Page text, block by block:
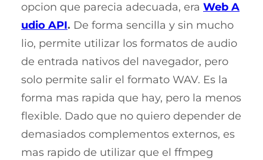
opcion que parecia adecuada, era Web A
udio API. De forma sencilla y sin mucho
lio, permite utilizar los formatos de audio
de entrada nativos del navegador, pero
solo permite salir el formato WAV. Es la
forma mas rapida que hay, pero la menos
flexible. Dado que no quiero depender de
demasiados complementos externos, es
mas rapido de utilizar que el ffmpeg